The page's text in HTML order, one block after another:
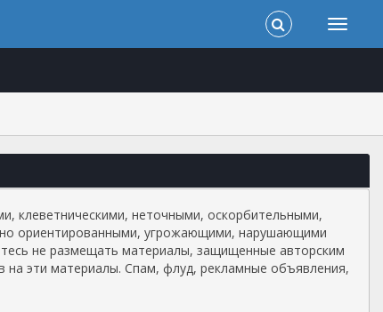
клеветническими, неточными, оскорбительными,
ориентированными, угрожающими, нарушающими
не размещать материалы, защищенные авторским
на эти материалы. Спам, флуд, рекламные объявления,